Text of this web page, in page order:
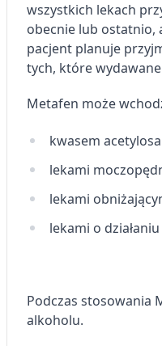
wszystkich lekach
obecnie lub ostatnio,
pacjent planuje
tych, które
Metafen może
kwasem
lekami
lekami
lekami o
Podczas stosowania
alkoholu.
Funkcje specjalne IAB:
Użycie dokładnych
geolokalizacyjnych
aktywnie żądanych
Reklama / śledzenie